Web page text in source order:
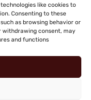
like cookies to
Consenting to these
as browsing behavior or
withdrawing consent, may
and functions.
תרומות
5:6)